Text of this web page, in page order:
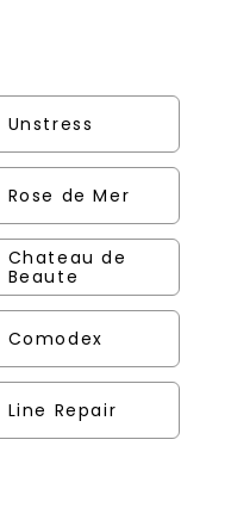
Unstress
Rose de Mer
Chateau de
Beaute
Comodex
Line Repair